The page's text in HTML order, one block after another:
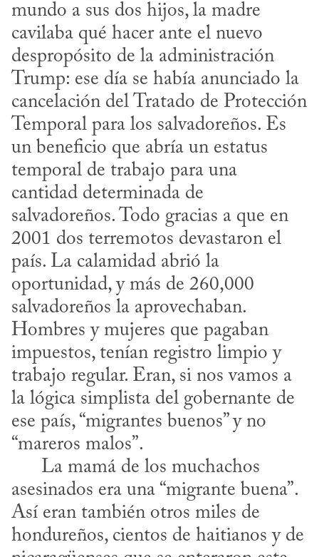
mundo a sus dos hijos, la madre
cavilaba qué hacer ante el nuevo
despropósito de la administración
Trump: ese día se había anunciado la
cancelación del Tratado de Protección
Temporal para los salvadoreños. Es
un beneficio que abría un estatus
temporal de trabajo para una
cantidad determinada de
salvadoreños. Todo gracias a que en
2001 dos terremotos devastaron el
país. La calamidad abrió la
oportunidad, y más de 260,000
salvadoreños la aprovechaban.
Hombres y mujeres que pagaban
impuestos, tenían registro limpio y
trabajo regular. Eran, si nos vamos a
la lógica simplista del gobernante de
ese país, “migrantes buenos” y no
“mareros malos”.
asesinados era una “migrante buena”.
Así eran también otros miles de
hondureños, cientos de haitianos y de